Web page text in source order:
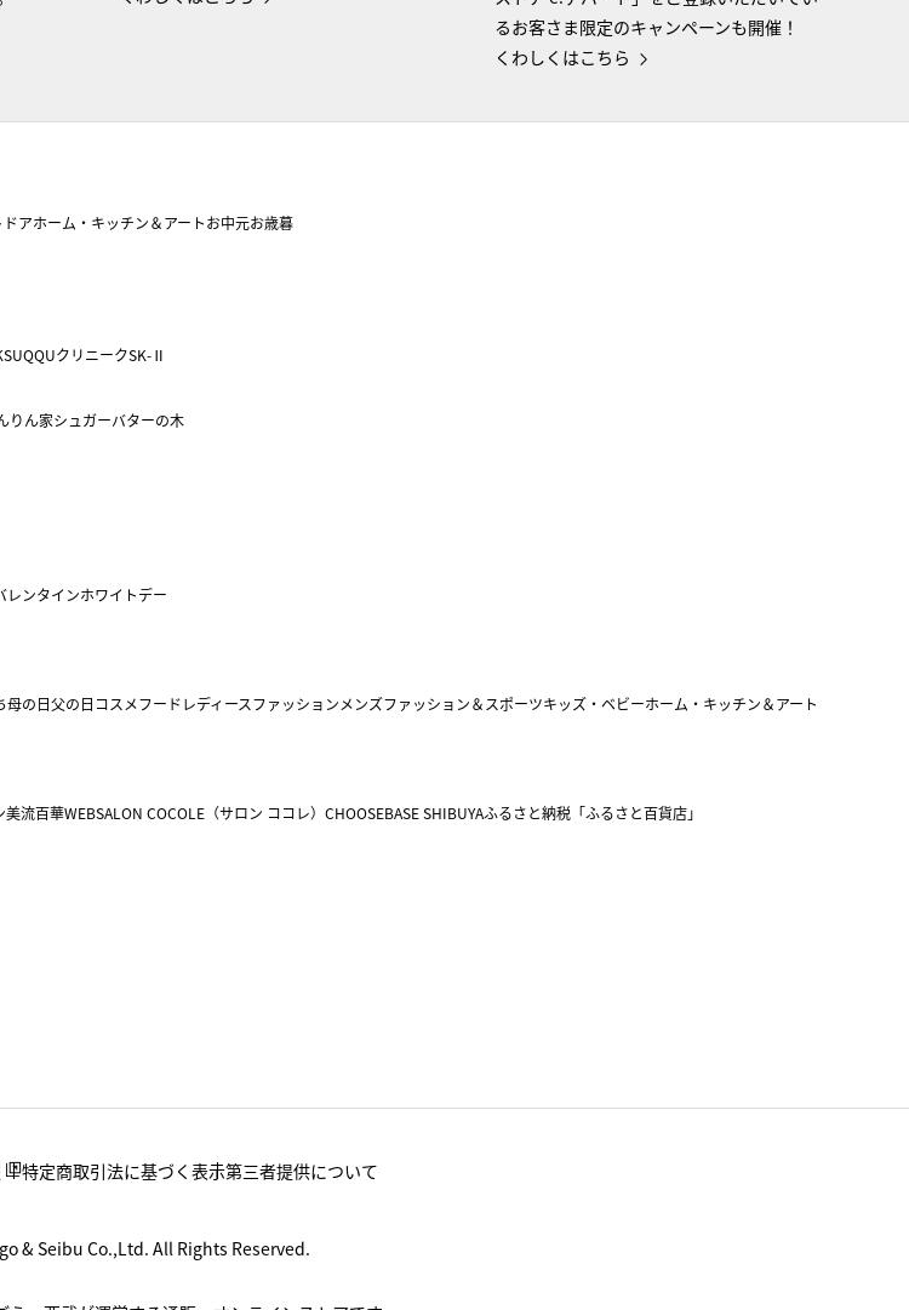
るお客さま限定のキャンペーンも開催！
くわしくはこちら
アホーム・キッチン＆アートお中元お歳暮
SUQQUクリニークSK-Ⅱ
りん家シュガーバターの木
レンタインホワイトデー
母の日父の日 コスメフードレディースファッションメンズファッション＆スポーツキッズ・ベビーホーム・キッチン＆アート
美流百華WEBSALON COCOLE（サロン ココレ） CHOOSEBASE SHIBUYAふるさと納税「ふるさと百貨店」
特定商取引法に基づく表示第三者提供について
& Seibu Co.,Ltd. All Rights Reserved.